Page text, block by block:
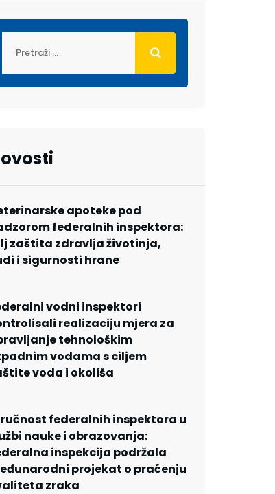
apoteke pod
federalnih inspektora:
zaštita zdravlja životinja,
i sigurnosti hrane
vodni inspektori
realizaciju mjera za
tehnološkim
vodama s ciljem
voda i okoliša
federalnih inspektora u
nauke i obrazovanja:
inspekcija podržala
projekat o praćenju
zraka